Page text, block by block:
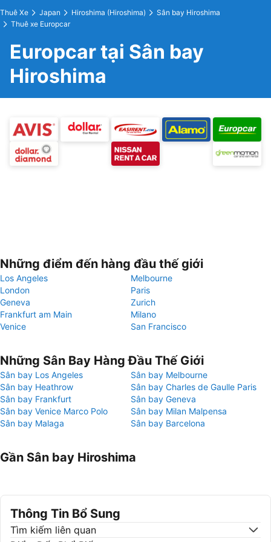
Thuê Xe Japan Hiroshima (Hiroshima)
Sân bay Hiroshima
Thuê xe Europcar
Europcar tại Sân bay
Hiroshima
Những điểm đến hàng đầu thế giới
Los Angeles
Melbourne
London
Paris
Geneva
Zurich
Frankfurt am Main
Milano
Venice
San Francisco
Những Sân Bay Hàng Đầu Thế Giới
Sân bay Los Angeles
Sân bay Melbourne
Sân bay Heathrow
Sân bay Charles de Gaulle Paris
Sân bay Frankfurt
Sân bay Geneva
Sân bay Venice Marco Polo
Sân bay Milan Malpensa
Sân bay Malaga
Sân bay Barcelona
Gần Sân bay Hiroshima
Thông Tin Bổ Sung
Tìm kiếm liên quan